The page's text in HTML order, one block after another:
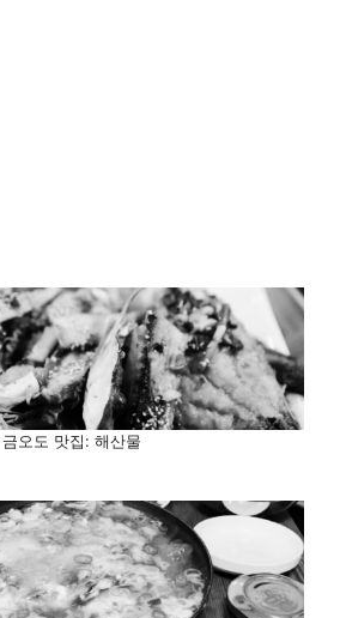
금오도 맛집: 해산물